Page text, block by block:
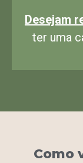
Desejam
ter uma
Como